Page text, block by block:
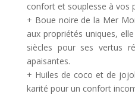
confort et souplesse à vos
+ Boue noire de la Mer
aux propriétés uniques,
siècles pour ses vertus
apaisantes.
+ Huiles de coco et de
karité pour un confort